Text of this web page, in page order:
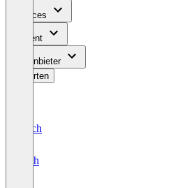
Services
Content
Für Anbieter
Bewerten
Deutsch
English